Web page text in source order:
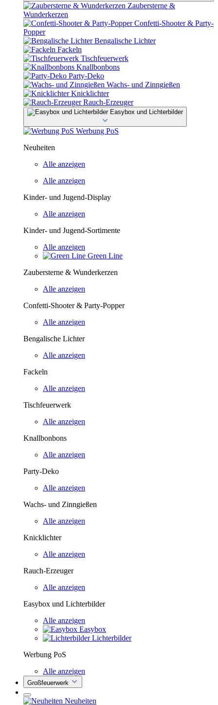
Zaubersterne &
Wunderkerzen
Confetti-Shooter & Party-
Popper
Bengalische Lichter
Fackeln
Tischfeuerwerk
Knallbonbons
Party-Deko
Wachs- und Zinngießen
Knicklichter
Rauch-Erzeuger
Easybox und Lichterbilder
Werbung PoS
Neuheiten
Alle anzeigen
Alle anzeigen
Kinder- und Jugend-Display
Alle anzeigen
Kinder- und Jugend-Sortimente
Alle anzeigen
Green Line
Zaubersterne & Wunderkerzen
Alle anzeigen
Confetti-Shooter & Party-Popper
Alle anzeigen
Bengalische Lichter
Alle anzeigen
Fackeln
Alle anzeigen
Tischfeuerwerk
Alle anzeigen
Knallbonbons
Alle anzeigen
Party-Deko
Alle anzeigen
Wachs- und Zinngießen
Alle anzeigen
Knicklichter
Alle anzeigen
Rauch-Erzeuger
Alle anzeigen
Easybox und Lichterbilder
Alle anzeigen
Easybox
Lichterbilder
Werbung PoS
Alle anzeigen
Großfeuerwerk
Neuheiten